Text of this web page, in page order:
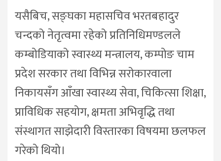
यसैबिच, सङ्घका महासचिव भरतबहादुर
चन्दको नेतृत्वमा रहेको प्रतिनिधिमण्डलले
कम्बोडियाको स्वास्थ्य मन्त्रालय, कम्पोङ चाम
प्रदेश सरकार तथा विभिन्न सरोकारवाला
निकायसँग आँखा स्वास्थ्य सेवा, चिकित्सा शिक्षा,
प्राविधिक सहयोग, क्षमता अभिवृद्धि तथा
संस्थागत साझेदारी विस्तारका विषयमा छलफल
गरेको थियो।